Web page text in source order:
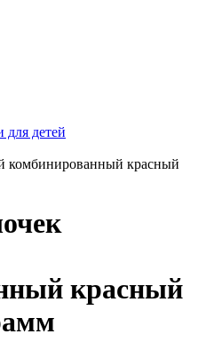
для детей
комбинированный красный
красный